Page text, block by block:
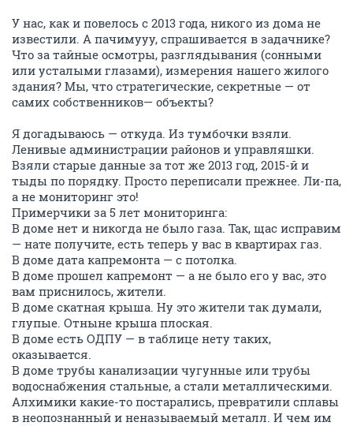
У нас, как и повелось с 2013 года, никого из дома не
известили. А пачимууу, спрашивается в задачнике?
Что за тайные осмотры, разглядывания (сонными
или усталыми глазами), измерения нашего жилого
здания? Мы, что стратегические, секретные — от
самих собственников— объекты?
Я догадываюсь — откуда. Из тумбочки взяли.
Ленивые администрации районов и управляшки.
Взяли старые данные за тот же 2013 год, 2015-й и
тыды по порядку. Просто переписали прежнее. Ли-па,
а не мониторинг это!
Примерчики за 5 лет мониторинга:
В доме нет и никогда не было газа. Так, щас исправим
— нате получите, есть теперь у вас в квартирах газ.
В доме дата капремонта — с потолка.
В доме прошел капремонт — а не было его у вас, это
вам приснилось, жители.
В доме скатная крыша. Ну это жители так думали,
глупые. Отныне крыша плоская.
В доме есть ОДПУ — в таблице нету таких,
оказывается.
В доме трубы канализации чугунные или трубы
водоснабжения стальные, а стали металлическими.
Алхимики какие-то постарались, превратили сплавы
в неопознанный и неназываемый металл. И чем им